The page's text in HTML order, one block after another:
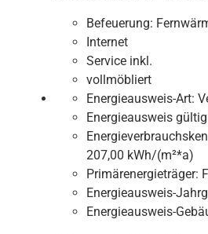
Befeuerung:
Internet
Service inkl.
vollmöbliert
Energieausweis-Art:
Energieausweis
207,00 kWh/(m²*a)
Primärenergieträger:
Energieausweis-
Energieausweis-